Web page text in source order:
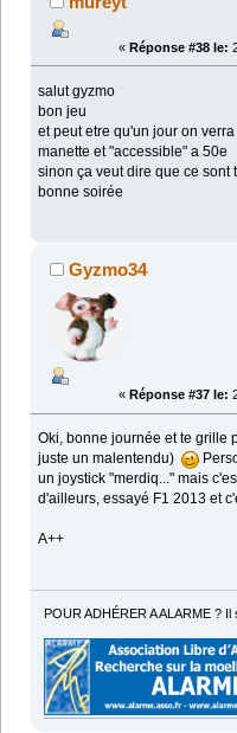
« Réponse #38 le:
salut gyzmo
bon jeu
et peut etre qu'un jour on
manette et "accessible" a 50e
sinon ça veut dire que ce sont
bonne soirée
Gyzmo34
« Réponse #37 le:
Oki, bonne journée et te grille
juste un malentendu)
un joystick "merdiq..." mais
d'ailleurs, essayé F1 2013 et
A++
POUR ADHÉRER A ALARME ?